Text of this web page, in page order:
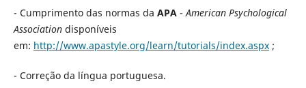
- Cumprimento das normas da APA - American Psychological
Associationdisponíveis
em: http://www.apastyle.org/learn/tutorials/index.aspx;
- Correção da língua portuguesa.